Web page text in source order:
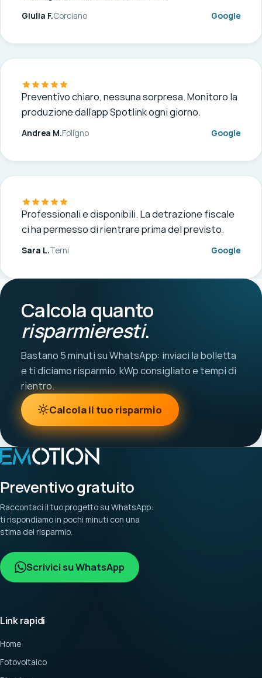
Giulia F.Corciano Google
Preventivo chiaro, nessuna sorpresa. Monitoro la
produzione dall’app Spotlink ogni giorno.
Andrea M.Foligno Google
Professionali e disponibili. La detrazione fiscale
ci ha permesso di rientrare prima del previsto.
Sara L.Terni Google
Calcola quanto
risparmieresti.
Bastano 5 minuti su WhatsApp: inviaci la bolletta
e ti diciamo risparmio, kWp consigliato e tempi di
rientro.
Calcola il tuo risparmio
Preventivo gratuito
Raccontaci il tuo progetto su WhatsApp:
ti rispondiamo in pochi minuti con una
stima del risparmio.
Scrivici su WhatsApp
Link rapidi
Home
Fotovoltaico